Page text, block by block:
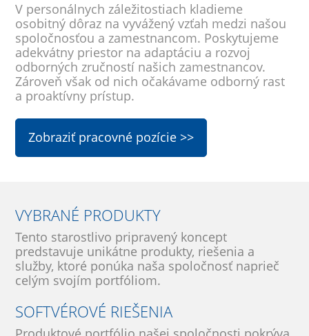
V personálnych záležitostiach kladieme
osobitný dôraz na vyvážený vzťah medzi našou
spoločnosťou a zamestnancom. Poskytujeme
adekvátny priestor na adaptáciu a rozvoj
odborných zručností našich zamestnancov.
Zároveň však od nich očakávame odborný rast
a proaktívny prístup.
Zobraziť pracovné pozície >>
VYBRANÉ PRODUKTY
Tento starostlivo pripravený koncept
predstavuje unikátne produkty, riešenia a
služby, ktoré ponúka naša spoločnosť naprieč
celým svojím portfóliom.
SOFTVÉROVÉ RIEŠENIA